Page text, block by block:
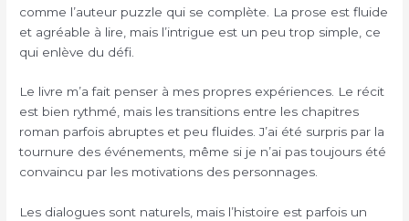
comme l’auteur puzzle qui se complète. La prose est fluide
et agréable à lire, mais l’intrigue est un peu trop simple, ce
qui enlève du défi.
Le livre m’a fait penser à mes propres expériences. Le récit
est bien rythmé, mais les transitions entre les chapitres
roman parfois abruptes et peu fluides. J’ai été surpris par la
tournure des événements, même si je n’ai pas toujours été
convaincu par les motivations des personnages.
Les dialogues sont naturels, mais l’histoire est parfois un